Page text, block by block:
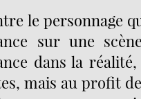
le personnage
sur une
dans la
mais au profit